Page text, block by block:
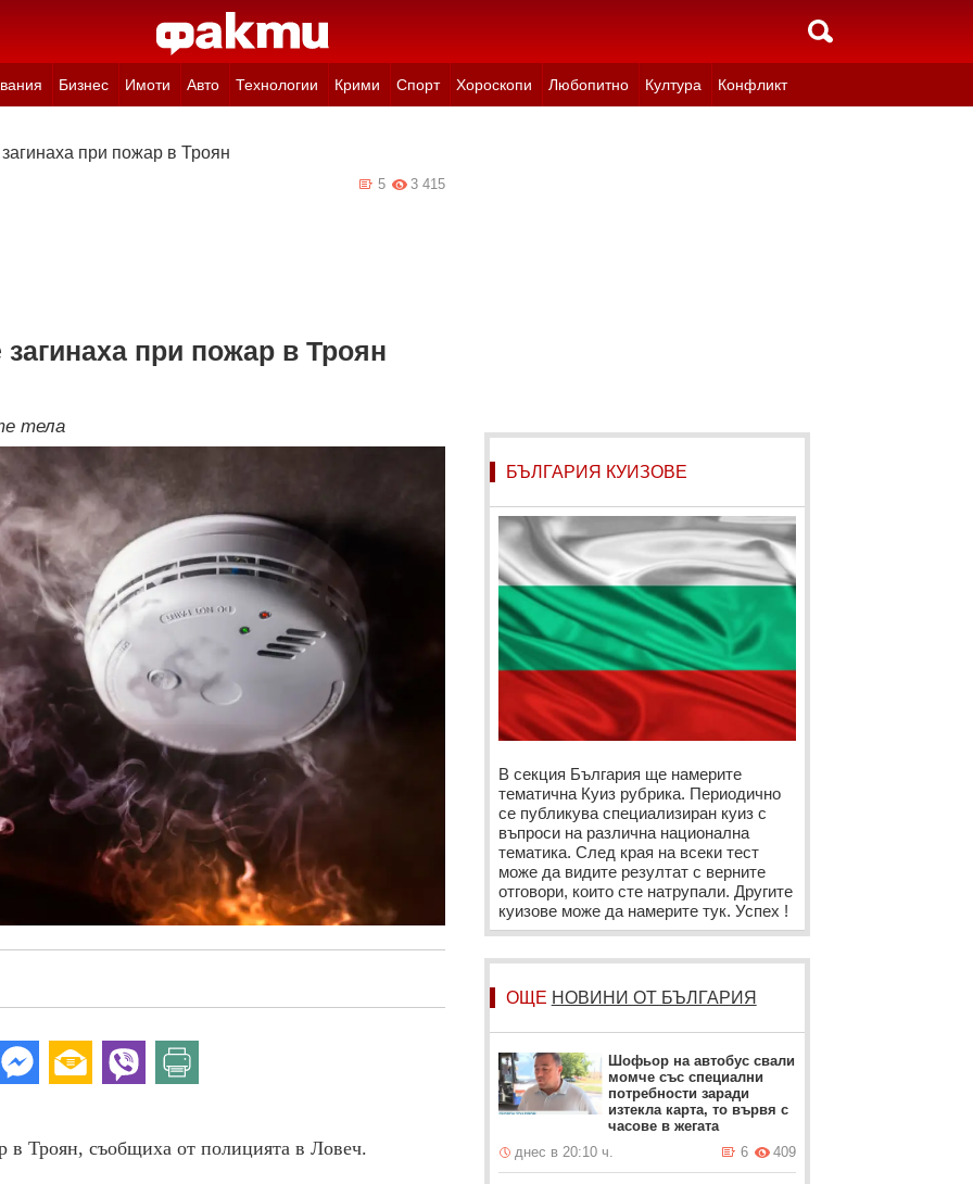
Бизнес Имоти Авто Технологии Крими Спорт Хороскопи Любопитно Култура Конфликт
при пожар в Троян
3 415
5
при пожар в Троян
тела
в Троян, съобщиха от полицията в Ловеч.
БЪЛГАРИЯ КУИЗОВЕ
В секция България ще намерите
тематична Куиз рубрика. Периодично
се публикува специализиран куиз с
въпроси на различна национална
тематика. След края на всеки тест
може да видите резултат с верните
отговори, които сте натрупали. Другите
куизове може да намерите тук. Успех !
ОЩЕ НОВИНИ ОТ БЪЛГАРИЯ
Шофьор на автобус свали
момче със специални
потребности заради
изтекла карта, то вървя с
часове в жегата
днес в 20:10 ч.
409
6